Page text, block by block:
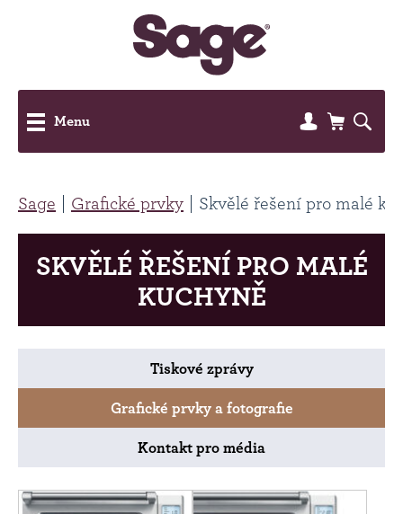
Menu
Sage Grafické prvky Skvělé řešení pro malé
SKVĚLÉ ŘEŠENÍ PRO MALÉ
KUCHYNĚ
Tiskové zprávy
Grafické prvky a fotografie
Kontakt pro média